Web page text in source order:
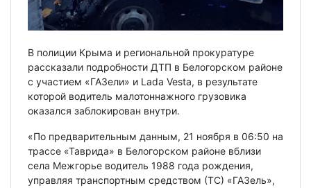
В полиции Крыма и региональной прокуратуре
рассказали подробности ДТП в Белогорском районе
с участием «ГАЗели» и Lada Vesta, в результате
которой водитель малотоннажного грузовика
оказался заблокирован внутри.
«По предварительным данным, 21 ноября в 06:50 на
трассе «Таврида» в Белогорском районе вблизи
села Межгорье водитель 1988 года рождения,
управляя транспортным средством (ТС) «ГАЗель»,